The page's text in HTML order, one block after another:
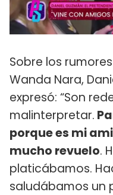
Sobre los
Wanda Nara,
expresó: “Son
malinterpretar.
porque es mi
mucho revuelo.
platicábamos.
saludábamos un